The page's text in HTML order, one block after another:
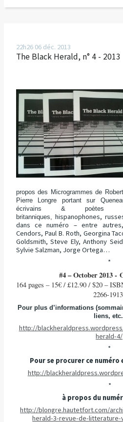
22h26 06 déc. 2013
The Black Herald, n° 4 - 2013
propos des Microgrammes de
Pierre Longre portant sur
écrivains & poètes
britanniques,hispanophones,
dans ce numéro – entre
Cendors, Paul B. Roth, Georgina
Goldsmith, Steve Ely, Anthony
Sylvie Salzman, Jorge Ortega…
*
#4 – October 2013 -
164 pages – 15€ / £12.90 / $20 –
2266-
Pour plus d’informations
liens,
http://
herald-4/
*
Pour se procurer ce
http://
*
à propos du
http://blongre.hautetfort.com/
herald-3-revue-de-